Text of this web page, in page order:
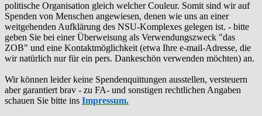
politische Organisation gleich welcher Couleur. Somit sind wir auf
Spenden von Menschen angewiesen, denen wie uns an einer
weitgehenden Aufklärung des NSU-Komplexes gelegen ist. - bitte
geben Sie bei einer Überweisung als Verwendungszweck "das
ZOB" und eine Kontaktmöglichkeit (etwa Ihre e-mail-Adresse, die
wir natürlich nur für ein pers. Dankeschön verwenden möchten) an.
Wir können leider keine Spendenquittungen ausstellen, versteuern
aber garantiert brav - zu FA- und sonstigen rechtlichen Angaben
schauen Sie bitte ins Impressum.